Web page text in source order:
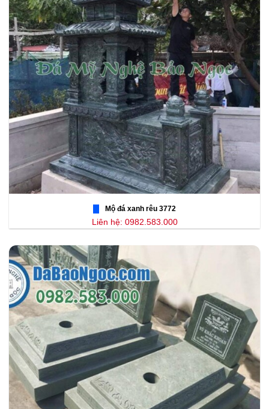
Mộ đá xanh rêu 3772
Liên hệ: 0982.583.000